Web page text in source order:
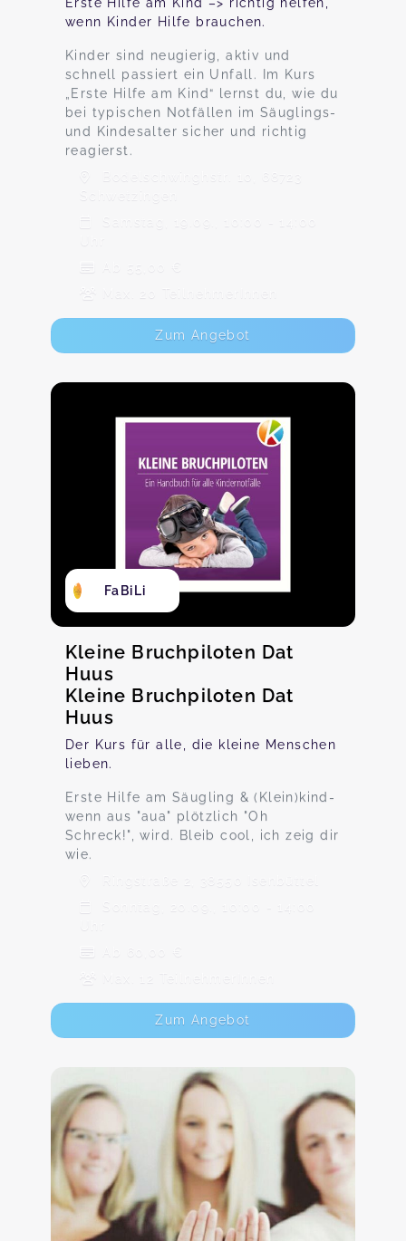
wenn Kinder Hilfe brauchen.
Kinder sind neugierig, aktiv und
schnell passiert ein Unfall. Im Kurs
„Erste Hilfe am Kind“ lernst du, wie du
bei typischen Notfällen im Säuglings-
und Kindesalter sicher und richtig
reagierst.
Bodelschwinghstr. 10, 68723
Schwetzingen
Samstag, 19.09., 10:00 - 14:00
Ab 55,00 €
Max. 20 TeilnehmerInnen
Zum Angebot
FaBiLi
Kleine Bruchpiloten Dat
Huus
Kleine Bruchpiloten Dat
Huus
Der Kurs für alle, die kleine Menschen
lieben.
Erste Hilfe am Säugling & (Klein)kind-
wenn aus "aua" plötzlich "Oh
Schreck!", wird. Bleib cool, ich zeig dir
wie.
Ringstraße 2, 38550 Isenbüttel
Sonntag, 20.09., 10:00 - 14:00
Ab 60,00 €
Max. 12 TeilnehmerInnen
Zum Angebot